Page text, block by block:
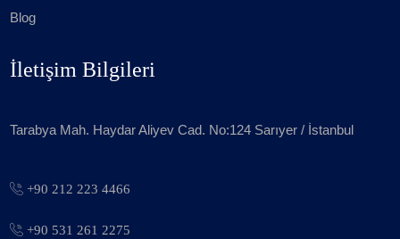
Blog
İletişim Bilgileri
Tarabya Mah. Haydar Aliyev Cad. No:124 Sarıyer / İstanbul
+90 212 223 4466
+90 531 261 2275